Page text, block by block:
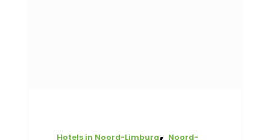
Hotels in Noord-Limburg, Noord-